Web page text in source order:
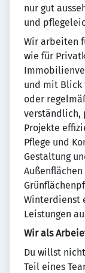
nur gut
und
Wir arbeiten
wie für
und mit Blick
oder
verständlich,
Projekte
Pflege und
Gestaltung
Winterdienst
Leistungen
Wir als
Du willst
Teil eines